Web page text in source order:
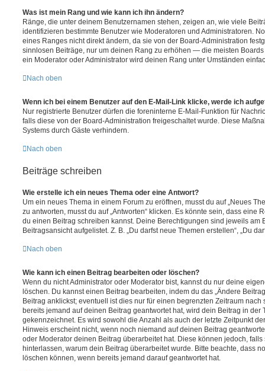
Was ist mein Rang und wie kann ich ihn ändern?
Ränge, die unter deinem Benutzernamen stehen, zeigen an, wie viele
identifizieren bestimmte Benutzer wie Moderatoren und Administratoren.
eines Ranges nicht direkt ändern, da sie von der Board-Administration
sinnlosen Beiträge, nur um deinen Rang zu erhöhen — die meisten
ein Moderator oder Administrator wird deinen Rang unter Umständen
Nach oben
Wenn ich bei einem Benutzer auf den E-Mail-Link klicke, werde ich
Nur registrierte Benutzer dürfen die foreninterne E-Mail-Funktion für
falls diese von der Board-Administration freigeschaltet wurde. Diese
Systems durch Gäste verhindern.
Nach oben
Beiträge schreiben
Wie erstelle ich ein neues Thema oder eine Antwort?
Um ein neues Thema in einem Forum zu eröffnen, musst du auf „Neues
zu antworten, musst du auf „Antworten“ klicken. Es könnte sein, dass eine
du einen Beitrag schreiben kannst. Deine Berechtigungen sind jeweils am
Beitragsansicht aufgelistet. Z. B. „Du darfst neue Themen erstellen“, „Du
Nach oben
Wie kann ich einen Beitrag bearbeiten oder löschen?
Wenn du nicht Administrator oder Moderator bist, kannst du nur deine
löschen. Du kannst einen Beitrag bearbeiten, indem du das „Ändere
Beitrag anklickst; eventuell ist dies nur für einen begrenzten Zeitraum
bereits jemand auf deinen Beitrag geantwortet hat, wird dein Beitrag in der
gekennzeichnet. Es wird sowohl die Anzahl als auch der letzte Zeitpunkt
Hinweis erscheint nicht, wenn noch niemand auf deinen Beitrag
oder Moderator deinen Beitrag überarbeitet hat. Diese können jedoch,
hinterlassen, warum dein Beitrag überarbeitet wurde. Bitte beachte, dass
löschen können, wenn bereits jemand darauf geantwortet hat.